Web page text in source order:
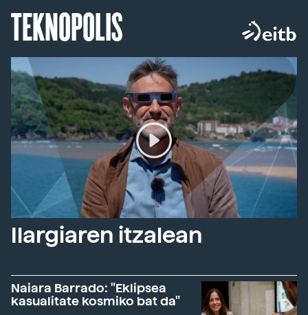
TEKNOPOLIS
Ilargiaren itzalean
Naiara Barrado: "Eklipsea
kasualitate kosmiko bat da"